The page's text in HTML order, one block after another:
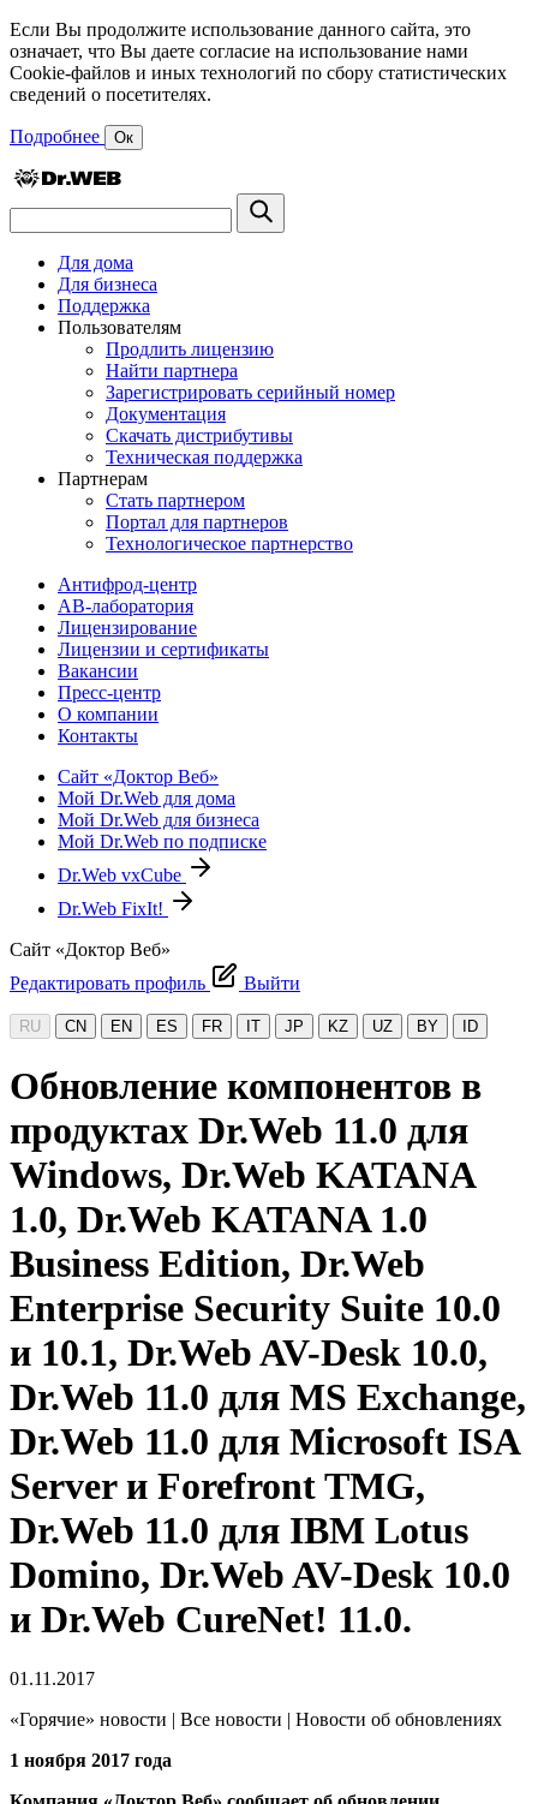
Если Вы продолжите использование данного сайта, это
означает, что Вы даете согласие на использование нами
Cookie-файлов и иных технологий по сбору статистических
сведений о посетителях.
Подробнее Ок
Для дома
Для бизнеса
Поддержка
Пользователям
Продлить лицензию
Найти партнера
Зарегистрировать серийный номер
Документация
Скачать дистрибутивы
Техническая поддержка
Партнерам
Стать партнером
Портал для партнеров
Технологическое партнерство
Антифрод-центр
АВ-лаборатория
Лицензирование
Лицензии и сертификаты
Вакансии
Пресс-центр
О компании
Контакты
Сайт «Доктор Веб»
Мой Dr.Web для дома
Мой Dr.Web для бизнеса
Мой Dr.Web по подписке
Dr.Web vxCube
Dr.Web FixIt!
Сайт «Доктор Веб»
Редактировать профиль
Выйти
RU CN EN ES FR IT JP KZ UZ BY ID
Обновление компонентов в
продуктах Dr.Web 11.0 для
Windows, Dr.Web KATANA
1.0, Dr.Web KATANA 1.0
Business Edition, Dr.Web
Enterprise Security Suite 10.0
и 10.1, Dr.Web AV-Desk 10.0,
Dr.Web 11.0 для MS Exchange,
Dr.Web 11.0 для Microsoft ISA
Server и Forefront TMG,
Dr.Web 11.0 для IBM Lotus
Domino, Dr.Web AV-Desk 10.0
и Dr.Web CureNet! 11.0.
01.11.2017
«Горячие» новости | Все новости | Новости об обновлениях
1 ноября 2017 года